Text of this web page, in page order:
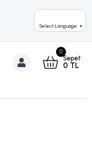
Select Language ▼
0
Sepet
0 TL